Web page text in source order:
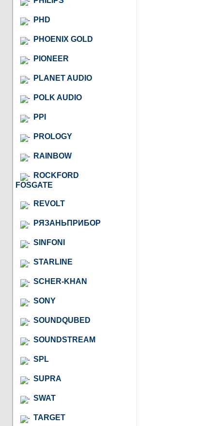
PHD
PHOENIX GOLD
PIONEER
PLANET AUDIO
POLK AUDIO
PPI
PROLOGY
RAINBOW
ROCKFORD
FOSGATE
REVOLT
РЯЗАНЬПРИБОР
SINFONI
STARLINE
SCHER-KHAN
SONY
SOUNDQUBED
SOUNDSTREAM
SPL
SUPRA
SWAT
TARGET